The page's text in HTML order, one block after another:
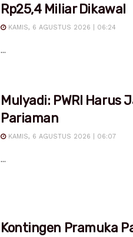
Rp25,4 Miliar Dikawal
KAMIS, 6 AGUSTUS 2026 | 06:24
...
Mulyadi: PWRI Harus
Pariaman
KAMIS, 6 AGUSTUS 2026 | 06:07
...
Kontingen Pramuka